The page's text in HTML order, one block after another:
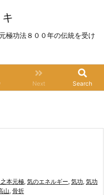
極功法８００年の伝統を受け
Next Search
之本元極, 気のエネルギー, 気功, 気功
山, 骨折